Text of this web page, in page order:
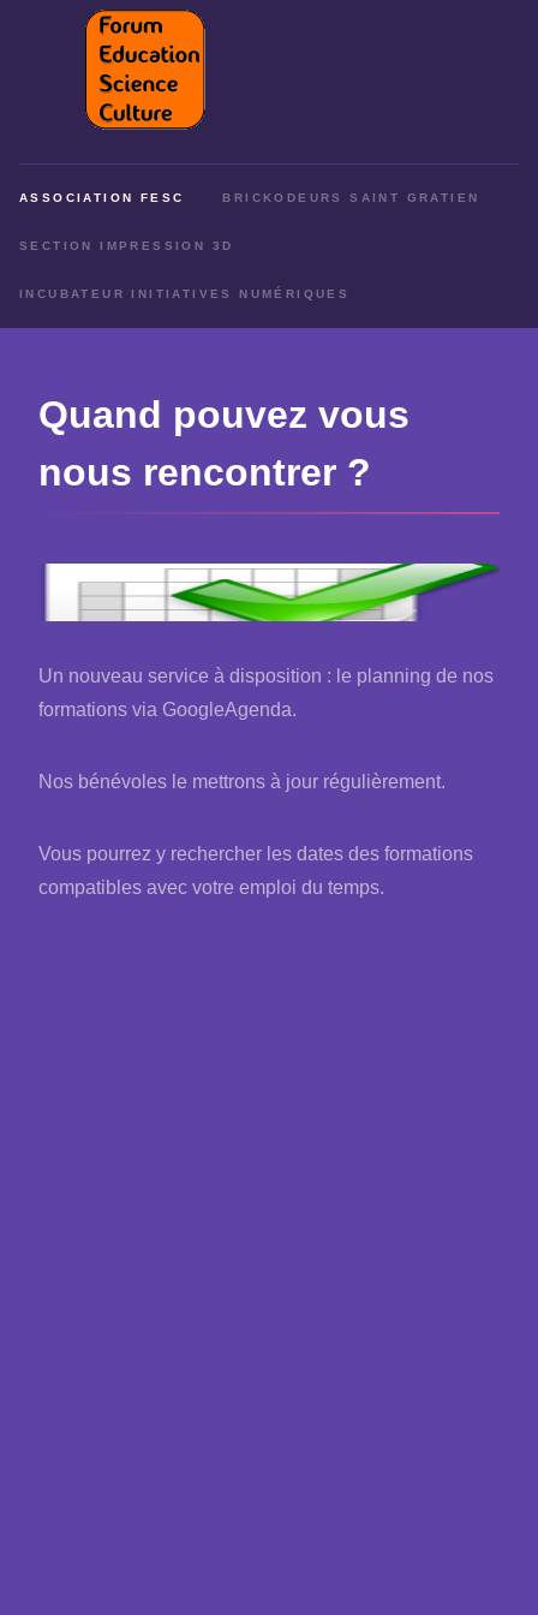
ASSOCIATION FESC BRICKODEURS SAINT GRATIEN
SECTION IMPRESSION 3D
INCUBATEUR INITIATIVES NUMÉRIQUES
Quand pouvez vous
nous rencontrer ?
Un nouveau service à disposition : le planning de nos
formations via GoogleAgenda.
Nos bénévoles le mettrons à jour régulièrement.
Vous pourrez y rechercher les dates des formations
compatibles avec votre emploi du temps.